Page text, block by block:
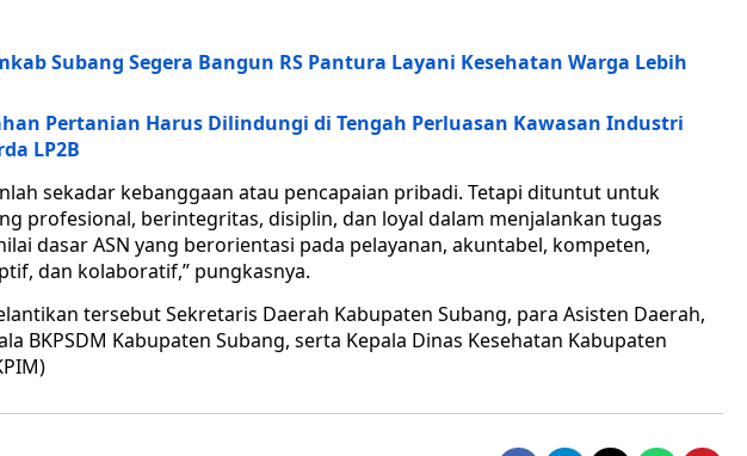
Subang Segera Bangun RS Pantura Layani Kesehatan Warga Lebih
Pertanian Harus Dilindungi di Tengah Perluasan Kawasan Industri
LP2B
sekadar kebanggaan atau pencapaian pribadi. Tetapi dituntut untuk
profesional, berintegritas, disiplin, dan loyal dalam menjalankan tugas
dasar ASN yang berorientasi pada pelayanan, akuntabel, kompeten,
dan kolaboratif,” pungkasnya.
tersebut Sekretaris Daerah Kabupaten Subang, para Asisten Daerah,
BKPSDM Kabupaten Subang, serta Kepala Dinas Kesehatan Kabupaten